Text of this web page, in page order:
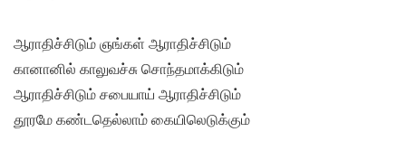
ஆராதிச்சிடும் ஞங்கள் ஆராதிச்சிடும்
கானானில் காலுவச்சு சொந்தமாக்கிடும்
ஆராதிச்சிடும் சபையாய் ஆராதிச்சிடும்
தூரமே கண்டதெல்லாம் கையிலெடுக்கும்